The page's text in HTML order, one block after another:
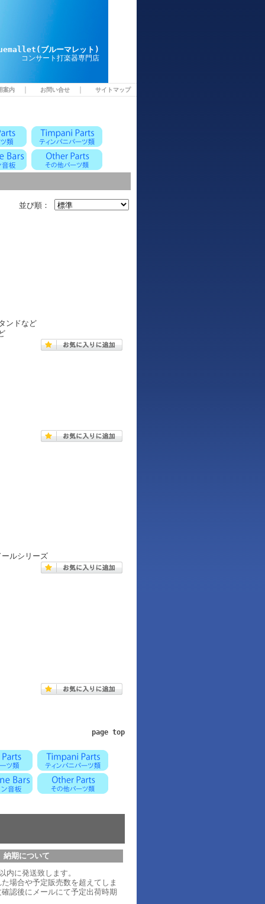
ブルーマレット)
コンサート打楽器専門店
案内 お問い合せ サイトマップ
並び順：
ンドなど
ルシリーズ
page top
納期について
内に発送致します。
場合や予定販売数を超えてしま
認後にメールにて予定出荷時期